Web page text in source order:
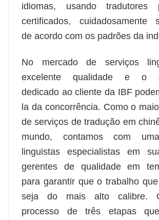
idiomas, usando tradutores
certificados, cuidadosamente
de acordo com os padrões da
No mercado de serviços
excelente qualidade e o
dedicado ao cliente da IBF
la da concorrência. Como o
de serviços de tradução em
mundo, contamos com
linguistas especialistas em
gerentes de qualidade em
para garantir que o trabalho
seja do mais alto calibre.
processo de três etapas